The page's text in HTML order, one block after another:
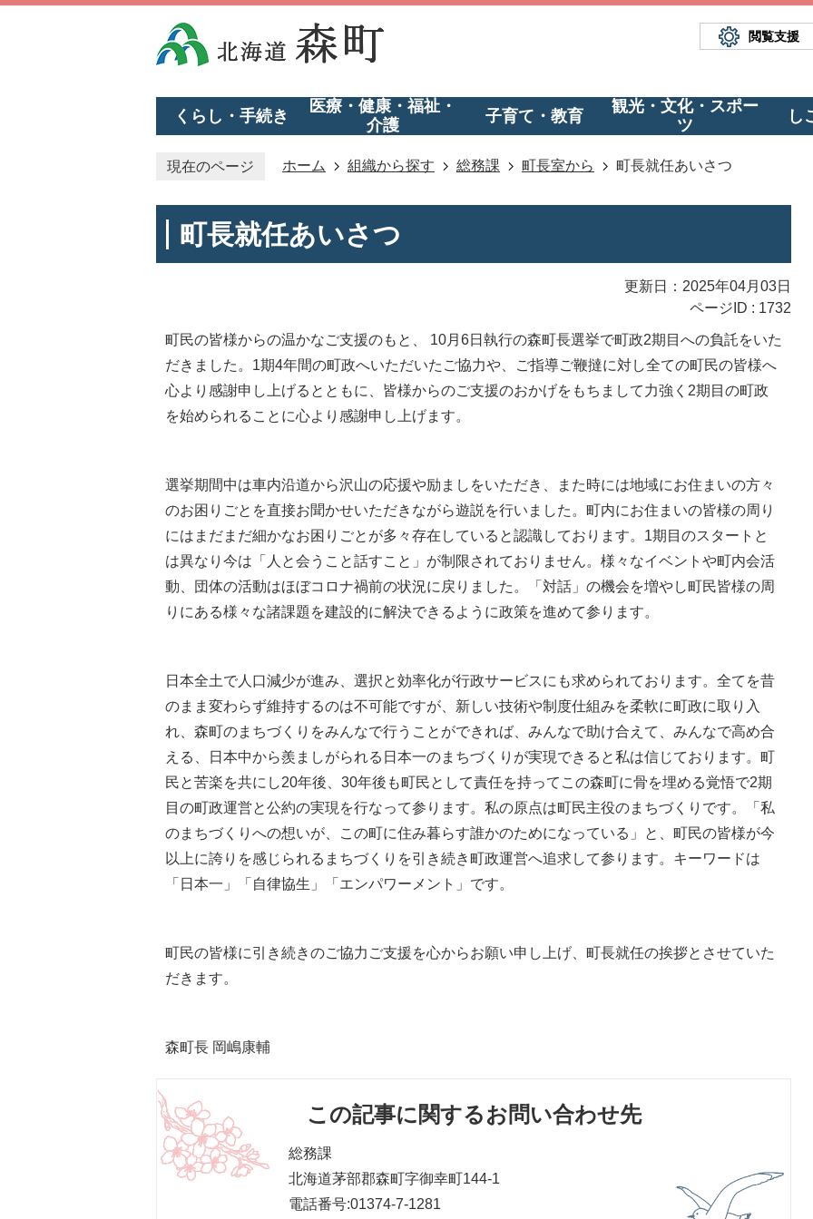
閲覧支援
くらし・手続き
医療・健康・福祉・
介護
子育て・教育
観光・文化・スポー
ツ
し
現在のページ ホーム 組織から探す 総務課 町長室から 町長就任あいさつ
町長就任あいさつ
更新日：2025年04月03日
ページID : 1732
町民の皆様からの温かなご支援のもと、 10月6日執行の森町長選挙で町政2期目への負託をいた
だきました。1期4年間の町政へいただいたご協力や、ご指導ご鞭撻に対し全ての町民の皆様へ
心より感謝申し上げるとともに、皆様からのご支援のおかげをもちまして力強く2期目の町政
を始められることに心より感謝申し上げます。
選挙期間中は車内沿道から沢山の応援や励ましをいただき、また時には地域にお住まいの方々
のお困りごとを直接お聞かせいただきながら遊説を行いました。町内にお住まいの皆様の周り
にはまだまだ細かなお困りごとが多々存在していると認識しております。1期目のスタートと
は異なり今は「人と会うこと話すこと」が制限されておりません。様々なイベントや町内会活
動、団体の活動はほぼコロナ禍前の状況に戻りました。「対話」の機会を増やし町民皆様の周
りにある様々な諸課題を建設的に解決できるように政策を進めて参ります。
日本全土で人口減少が進み、選択と効率化が行政サービスにも求められております。全てを昔
のまま変わらず維持するのは不可能ですが、新しい技術や制度仕組みを柔軟に町政に取り入
れ、森町のまちづくりをみんなで行うことができれば、みんなで助け合えて、みんなで高め合
える、日本中から羨ましがられる日本一のまちづくりが実現できると私は信じております。町
民と苦楽を共にし20年後、30年後も町民として責任を持ってこの森町に骨を埋める覚悟で2期
目の町政運営と公約の実現を行なって参ります。私の原点は町民主役のまちづくりです。「私
のまちづくりへの想いが、この町に住み暮らす誰かのためになっている」と、町民の皆様が今
以上に誇りを感じられるまちづくりを引き続き町政運営へ追求して参ります。キーワードは
「日本一」「自律協生」「エンパワーメント」です。
町民の皆様に引き続きのご協力ご支援を心からお願い申し上げ、町長就任の挨拶とさせていた
だきます。
森町長 岡嶋康輔
この記事に関するお問い合わせ先
総務課
北海道茅部郡森町字御幸町144-1
電話番号:01374-7-1281